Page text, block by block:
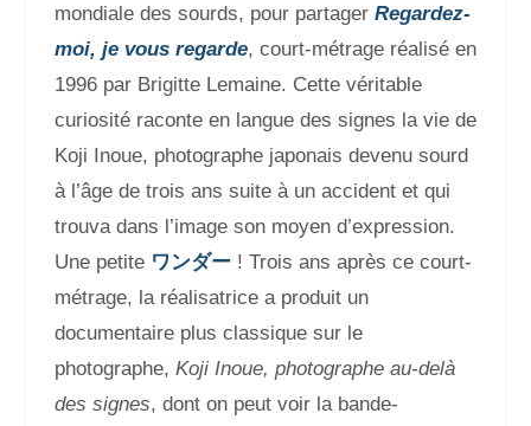
mondiale des sourds, pour partager Regardez-
moi, je vous regarde, court-métrage réalisé en
1996 par Brigitte Lemaine. Cette véritable
curiosité raconte en langue des signes la vie de
Koji Inoue, photographe japonais devenu sourd
à l’âge de trois ans suite à un accident et qui
trouva dans l’image son moyen d’expression.
Une petite ワンダー! Trois ans après ce court-
métrage, la réalisatrice a produit un
documentaire plus classique sur le
photographe, Koji Inoue, photographe au-delà
des signes, dont on peut voir la bande-